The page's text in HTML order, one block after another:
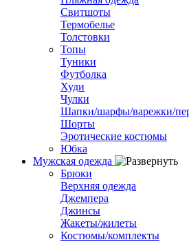
Свитшоты
Термобелье
Толстовки
Топы
Туники
Футболка
Худи
Чулки
Шапки/шарфы/варежки/
Шорты
Эротические костюмы
Юбка
Мужская одежда
Брюки
Верхняя одежда
Джемпера
Джинсы
Жакеты/жилеты
Костюмы/комплекты